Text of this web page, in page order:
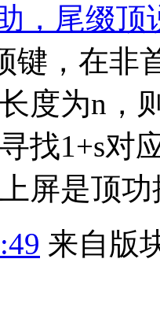
，尾缀顶
键，在非
度为n，
找1+s对
屏是顶
来自版